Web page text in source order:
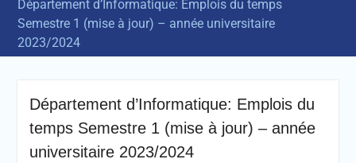
Département d’Informatique: Emplois du temps
Semestre 1 (mise à jour) – année universitaire
2023/2024
Département d’Informatique: Emplois du
temps Semestre 1 (mise à jour) – année
universitaire 2023/2024